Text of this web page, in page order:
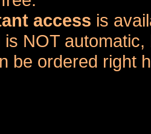
access is
NOT
be ordered right